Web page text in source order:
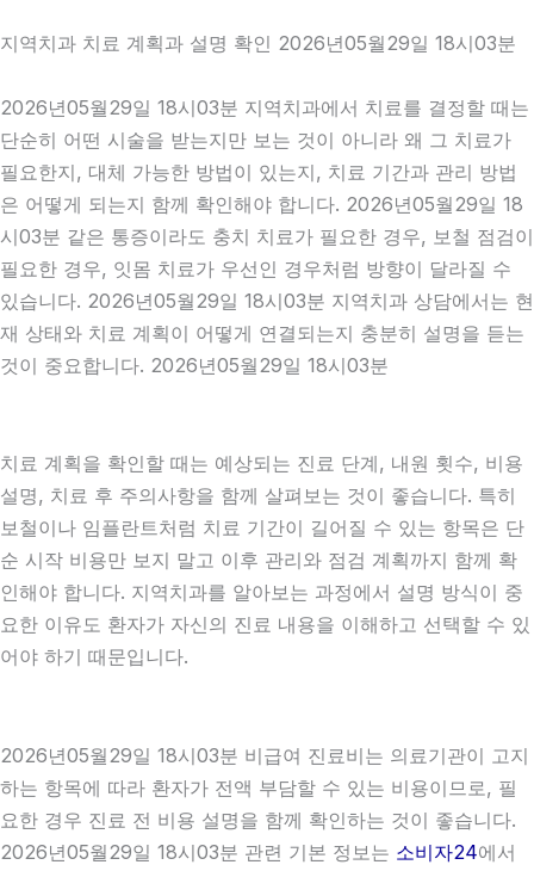
지역치과 치료 계획과 설명 확인 2026년05월29일 18시03분
2026년05월29일 18시03분 지역치과에서 치료를 결정할 때는
단순히 어떤 시술을 받는지만 보는 것이 아니라 왜 그 치료가
필요한지, 대체 가능한 방법이 있는지, 치료 기간과 관리 방법
은 어떻게 되는지 함께 확인해야 합니다. 2026년05월29일 18
시03분 같은 통증이라도 충치 치료가 필요한 경우, 보철 점검이
필요한 경우, 잇몸 치료가 우선인 경우처럼 방향이 달라질 수
있습니다. 2026년05월29일 18시03분 지역치과 상담에서는 현
재 상태와 치료 계획이 어떻게 연결되는지 충분히 설명을 듣는
것이 중요합니다. 2026년05월29일 18시03분
치료 계획을 확인할 때는 예상되는 진료 단계, 내원 횟수, 비용
설명, 치료 후 주의사항을 함께 살펴보는 것이 좋습니다. 특히
보철이나 임플란트처럼 치료 기간이 길어질 수 있는 항목은 단
순 시작 비용만 보지 말고 이후 관리와 점검 계획까지 함께 확
인해야 합니다. 지역치과를 알아보는 과정에서 설명 방식이 중
요한 이유도 환자가 자신의 진료 내용을 이해하고 선택할 수 있
어야 하기 때문입니다.
2026년05월29일 18시03분 비급여 진료비는 의료기관이 고지
하는 항목에 따라 환자가 전액 부담할 수 있는 비용이므로, 필
요한 경우 진료 전 비용 설명을 함께 확인하는 것이 좋습니다.
2026년05월29일 18시03분 관련 기본 정보는 소비자24에서